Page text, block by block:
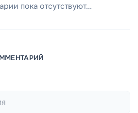
пока отсутствуют...